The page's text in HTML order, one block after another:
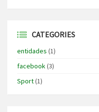
CATEGORIES
entidades (1)
facebook(3)
Sport(1)